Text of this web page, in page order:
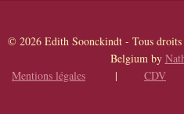
© 2026 Edith Soonckindt - Tous
Belgium by
Mentions légales | CDV